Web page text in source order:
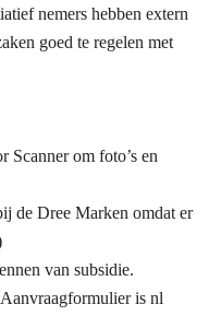
nemers hebben extern
goed te regelen met
Scanner om foto’s en
de Dree Marken omdat er
van subsidie.
is nl